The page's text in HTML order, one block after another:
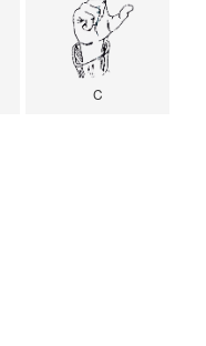
C